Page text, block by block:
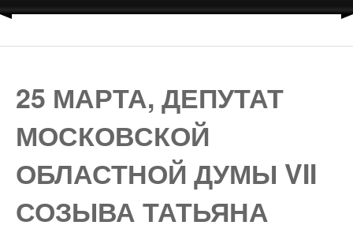
25 МАРТА, ДЕПУТАТ
МОСКОВСКОЙ
ОБЛАСТНОЙ ДУМЫ VII
СОЗЫВА ТАТЬЯНА